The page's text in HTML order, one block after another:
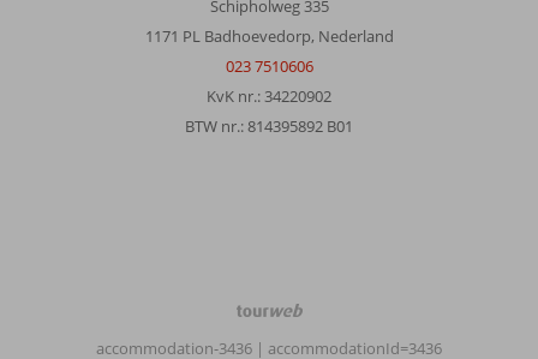
Schipholweg 335
1171 PL Badhoevedorp, Nederland
023 7510606
KvK nr.: 34220902
BTW nr.: 814395892 B01
TourWeb
accommodation-3436 | accommodationId=3436